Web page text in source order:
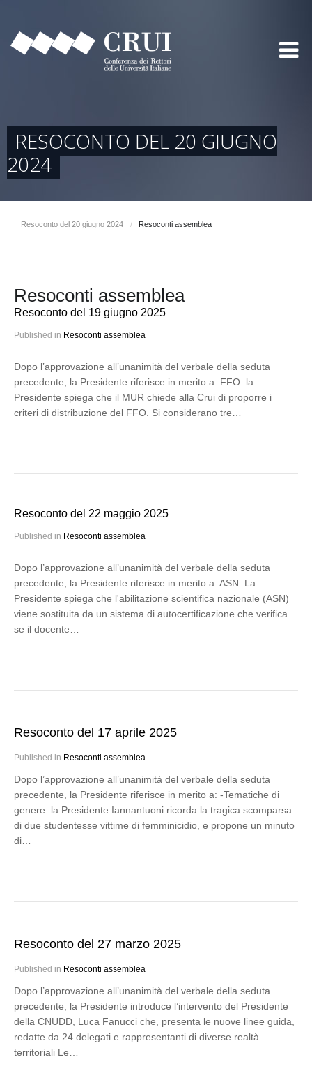
RESOCONTO DEL 20 GIUGNO
2024
Resoconto del 20 giugno 2024 / Resoconti assemblea
Resoconti assemblea
Resoconto del 19 giugno 2025
Published in Resoconti assemblea
Dopo l’approvazione all’unanimità del verbale della seduta
precedente, la Presidente riferisce in merito a: FFO: la
Presidente spiega che il MUR chiede alla Crui di proporre i
criteri di distribuzione del FFO. Si considerano tre…
Resoconto del 22 maggio 2025
Published in Resoconti assemblea
Dopo l’approvazione all’unanimità del verbale della seduta
precedente, la Presidente riferisce in merito a: ASN: La
Presidente spiega che l'abilitazione scientifica nazionale (ASN)
viene sostituita da un sistema di autocertificazione che verifica
se il docente…
Resoconto del 17 aprile 2025
Published in Resoconti assemblea
Dopo l’approvazione all’unanimità del verbale della seduta
precedente, la Presidente riferisce in merito a: -Tematiche di
genere: la Presidente Iannantuoni ricorda la tragica scomparsa
di due studentesse vittime di femminicidio, e propone un minuto
di…
Resoconto del 27 marzo 2025
Published in Resoconti assemblea
Dopo l’approvazione all’unanimità del verbale della seduta
precedente, la Presidente introduce l’intervento del Presidente
della CNUDD, Luca Fanucci che, presenta le nuove linee guida,
redatte da 24 delegati e rappresentanti di diverse realtà
territoriali Le…